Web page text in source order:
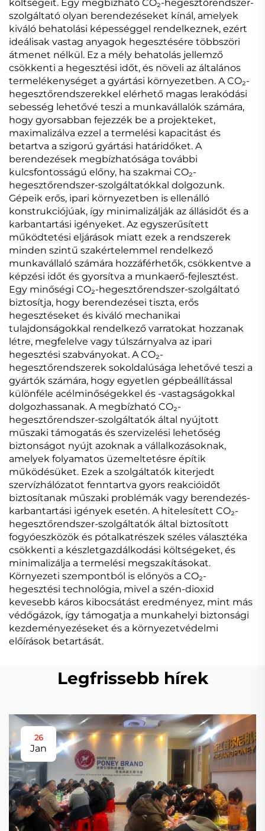
költségeit. Egy megbízható CO₂-hegesztőrendszer-
szolgáltató olyan berendezéseket kínál, amelyek
kiváló behatolási képességgel rendelkeznek, ezért
ideálisak vastag anyagok hegesztésére többszöri
átmenet nélkül. Ez a mély behatolás jellemző
csökkenti a hegesztési időt, és növeli az általános
termelékenységet a gyártási környezetben. A CO₂-
hegesztőrendszerekkel elérhető magas lerakódási
sebesség lehetővé teszi a munkavállalók számára,
hogy gyorsabban fejezzék be a projekteket,
maximalizálva ezzel a termelési kapacitást és
betartva a szigorú gyártási határidőket. A
berendezések megbízhatósága további
kulcsfontosságú előny, ha szakmai CO₂-
hegesztőrendszer-szolgáltatókkal dolgozunk.
Gépeik erős, ipari környezetben is ellenálló
konstrukciójúak, így minimalizálják az állásidőt és a
karbantartási igényeket. Az egyszerűsített
működtetési eljárások miatt ezek a rendszerek
minden szintű szakértelemmel rendelkező
munkavállaló számára hozzáférhetők, csökkentve a
képzési időt és gyorsítva a munkaerő-fejlesztést.
Egy minőségi CO₂-hegesztőrendszer-szolgáltató
biztosítja, hogy berendezései tiszta, erős
hegesztéseket és kiváló mechanikai
tulajdonságokkal rendelkező varratokat hozzanak
létre, megfelelve vagy túlszárnyalva az ipari
hegesztési szabványokat. A CO₂-
hegesztőrendszerek sokoldalúsága lehetővé teszi a
gyártók számára, hogy egyetlen gépbeállítással
különféle acélminőségekkel és -vastagságokkal
dolgozhassanak. A megbízható CO₂-
hegesztőrendszer-szolgáltatók által nyújtott
műszaki támogatás és szervizelési lehetőség
biztonságot nyújt azoknak a vállalkozásoknak,
amelyek folyamatos üzemeltetésre építik
működésüket. Ezek a szolgáltatók kiterjedt
szervízhálózatot fenntartva gyors reakcióidőt
biztosítanak műszaki problémák vagy berendezés-
karbantartási igények esetén. A hitelesített CO₂-
hegesztőrendszer-szolgáltatók által biztosított
fogyóeszközök és pótalkatrészek széles választéka
csökkenti a készletgazdálkodási költségeket, és
minimalizálja a termelési megszakításokat.
Környezeti szempontból is előnyös a CO₂-
hegesztési technológia, mivel a szén-dioxid
kevesebb káros kibocsátást eredményez, mint más
védőgázok, így támogatja a munkahelyi biztonsági
kezdeményezéseket és a környezetvédelmi
előírások betartását.
Legfrissebb hírek
26
Jan